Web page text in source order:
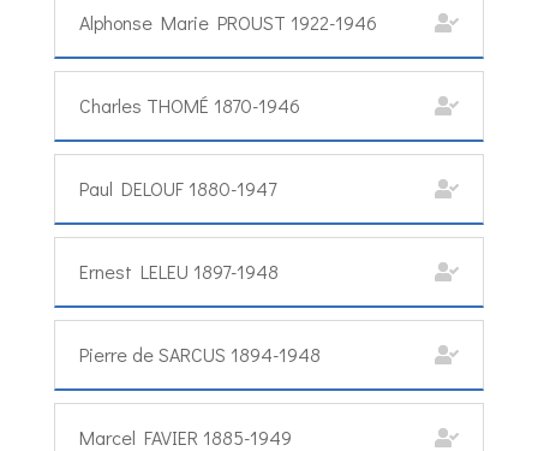
Alphonse Marie PROUST 1922-1946
Charles THOMÉ 1870-1946
Paul DELOUF 1880-1947
Ernest LELEU 1897-1948
Pierre de SARCUS 1894-1948
Marcel FAVIER 1885-1949